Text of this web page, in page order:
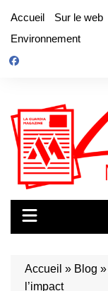
contenu
Accueil Sur le web
Environnement
Accueil » Blog »
l’impact